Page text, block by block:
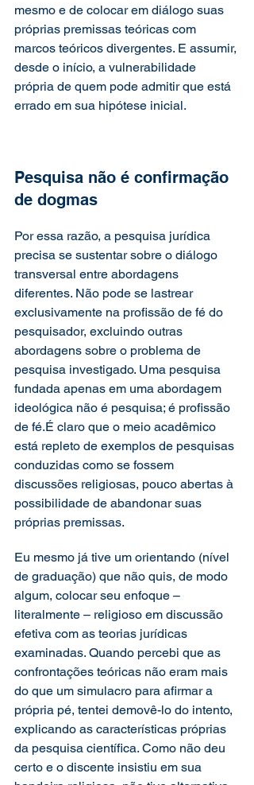
mesmo e de colocar em diálogo suas
próprias premissas teóricas com
marcos teóricos divergentes. E assumir,
desde o início, a vulnerabilidade
própria de quem pode admitir que está
errado em sua hipótese inicial.
Pesquisa não é confirmação
de dogmas
Por essa razão, a pesquisa jurídica
precisa se sustentar sobre o diálogo
transversal entre abordagens
diferentes. Não pode se lastrear
exclusivamente na profissão de fé do
pesquisador, excluindo outras
abordagens sobre o problema de
pesquisa investigado. Uma pesquisa
fundada apenas em uma abordagem
ideológica não é pesquisa; é profissão
de fé.É claro que o meio acadêmico
está repleto de exemplos de pesquisas
conduzidas como se fossem
discussões religiosas, pouco abertas à
possibilidade de abandonar suas
próprias premissas.
Eu mesmo já tive um orientando (nível
de graduação) que não quis, de modo
algum, colocar seu enfoque –
literalmente – religioso em discussão
efetiva com as teorias jurídicas
examinadas. Quando percebi que as
confrontações teóricas não eram mais
do que um simulacro para afirmar a
própria pé, tentei demovê-lo do intento,
explicando as características próprias
da pesquisa científica. Como não deu
certo e o discente insistiu em sua